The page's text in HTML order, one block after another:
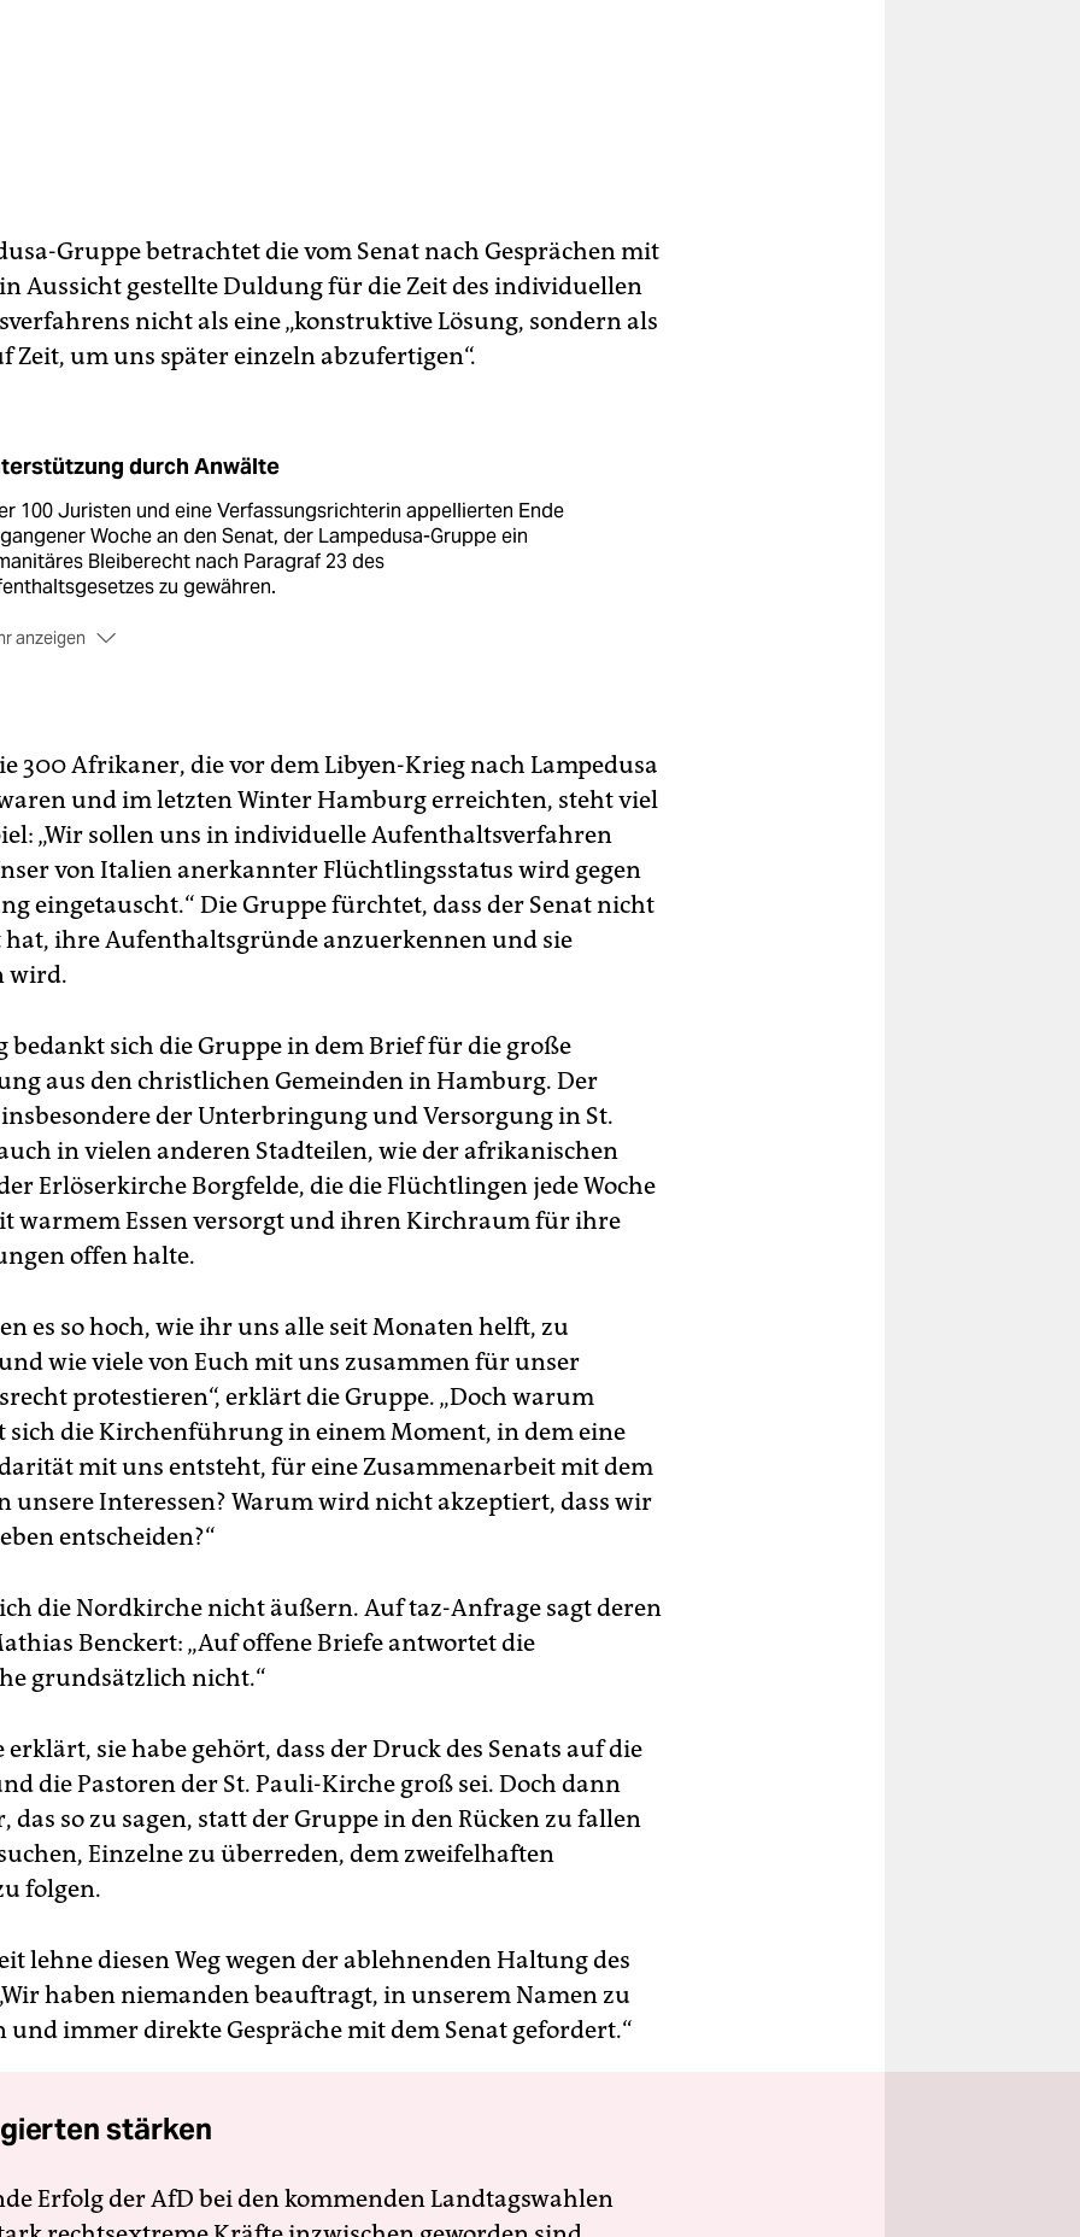
Gruppe betrachtet die vom Senat nach Gesprächen mit
Aussicht gestellte Duldung für die Zeit des individuellen
nicht als eine „konstruktive Lösung, sondern als
Zeit, um uns später einzeln abzufertigen“.
durch Anwälte
100 Juristen und eine Verfassungsrichterin appellierten Ende
Woche an den Senat, der Lampedusa-Gruppe ein
Bleiberecht nach Paragraf 23 des
zu gewähren.
anzeigen
rechtsstaatlichen Grundsatz
gebe es unter diesen
nach dem die Identität preisgegeben oder ein
gestellt werden müsse.
die angestrebte Gruppenlösungsei ein erster Schritt in
eines menschenwürdigen europäischen Asylsystems.
300 Afrikaner, die vor dem Libyen-Krieg nach Lampedusa
und im letzten Winter Hamburg erreichten, steht viel
„Wir sollen uns in individuelle Aufenthaltsverfahren
von Italien anerkannter Flüchtlingsstatus wird gegen
eingetauscht.“ Die Gruppe fürchtet, dass der Senat nicht
hat, ihre Aufenthaltsgründe anzuerkennen und sie
wird.
bedankt sich die Gruppe in dem Brief für die große
aus den christlichen Gemeinden in Hamburg. Der
der Unterbringung und Versorgung in St.
in vielen anderen Stadteilen, wie der afrikanischen
Erlöserkirche Borgfelde, die die Flüchtlingen jede Woche
warmem Essen versorgt und ihren Kirchraum für ihre
offen halte.
es so hoch, wie ihr uns alle seit Monaten helft, zu
wie viele von Euch mit uns zusammen für unser
protestieren“, erklärt die Gruppe. „Doch warum
sich die Kirchenführung in einem Moment, in dem eine
mit uns entsteht, für eine Zusammenarbeit mit dem
unsere Interessen? Warum wird nicht akzeptiert, dass wir
entscheiden?“
die Nordkirche nicht äußern. Auf taz-Anfrage sagt deren
Benckert: „Auf offene Briefe antwortet die
grundsätzlich nicht.“
erklärt, sie habe gehört, dass der Druck des Senats auf die
die Pastoren der St. Pauli-Kirche groß sei. Doch dann
das so zu sagen, statt der Gruppe in den Rücken zu fallen
Einzelne zu überreden, dem zweifelhaften
folgen.
lehne diesen Weg wegen der ablehnenden Haltung des
haben niemanden beauftragt, in unserem Namen zu
und immer direkte Gespräche mit dem Senat gefordert.“
stärken
Erfolg der AfD bei den kommenden Landtagswahlen